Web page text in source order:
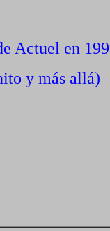
Actuel en
y más allá)